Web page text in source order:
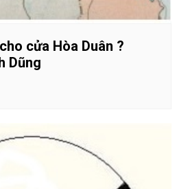
cửa Hòa Duân ?
Dũng